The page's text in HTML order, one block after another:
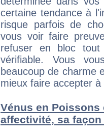
certaine tendance à
risque parfois de
vous voir faire
refuser en bloc
vérifiable. Vous
beaucoup de charme
mieux faire accepter
Vénus en
affectivité, sa